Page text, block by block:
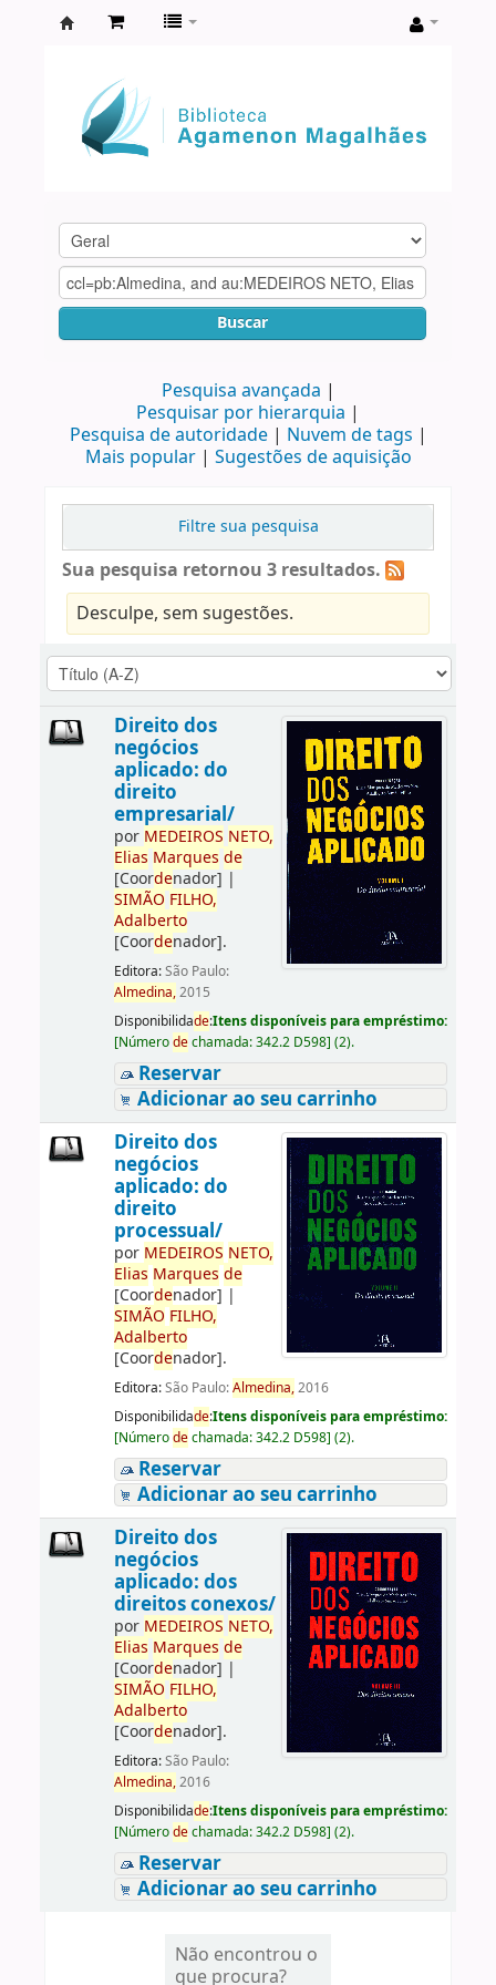
Agamenon
Magalhães
Buscar
Pesquisa avançada
Pesquisar por hierarquia
Pesquisa de autoridade
Nuvem de tags
Mais popular
Sugestões de aquisição
Filtre sua pesquisa
Sua pesquisa retornou 3 resultados.
Desculpe, sem sugestões.
Direito dos
negócios
aplicado: do
direito
empresarial/
por MEDEIROS NETO,
Elias Marques de
[Coordenador] |
SIMÃO FILHO,
Adalberto
[Coordenador].
Editora:São Paulo:
Almedina,2015
Disponibilidade:Itens disponíveis para empréstimo:
[Númerodechamada:342.2 D598] (2).
Reservar
Adicionar ao seu carrinho
Direito dos
negócios
aplicado: do
direito
processual/
por MEDEIROS NETO,
Elias Marques de
[Coordenador] |
SIMÃO FILHO,
Adalberto
[Coordenador].
Editora:São Paulo:Almedina,2016
Disponibilidade:Itens disponíveis para empréstimo:
[Númerodechamada:342.2 D598] (2).
Reservar
Adicionar ao seu carrinho
Direito dos
negócios
aplicado: dos
direitos conexos/
por MEDEIROS NETO,
Elias Marques de
[Coordenador] |
SIMÃO FILHO,
Adalberto
[Coordenador].
Editora:São Paulo:
Almedina,2016
Disponibilidade:Itens disponíveis para empréstimo:
[Númerodechamada:342.2 D598] (2).
Reservar
Adicionar ao seu carrinho
Não encontrou o
que procura?